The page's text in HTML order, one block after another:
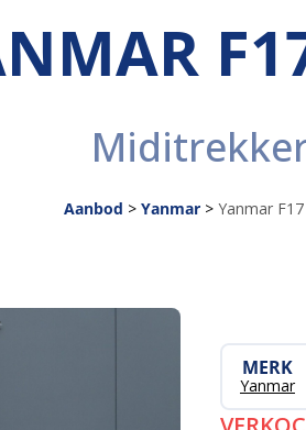
Aanbod > Yanmar> Yanmar
MERK
Yanmar